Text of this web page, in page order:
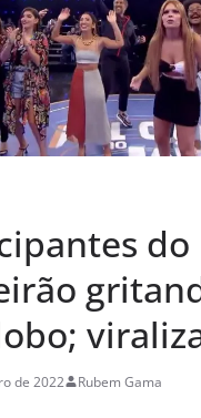
do
de 2022 Rubem Gama